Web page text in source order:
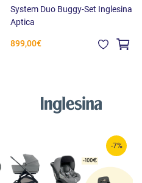
System Duo Buggy-Set Inglesina
Aptica
899,00€
-7%